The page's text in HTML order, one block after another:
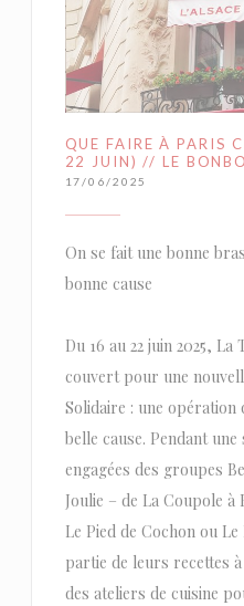
QUE FAIRE À PARIS
22 JUIN) // LE
17/06/2025
On se fait une bonne
bonne cause
Du 16 au 22 juin 2025,
couvert pour une
Solidaire : une opération
belle cause. Pendant
engagées des groupes
Joulie – de La Coupole
Le Pied de Cochon ou
partie de leurs recettes
des ateliers de cuisine